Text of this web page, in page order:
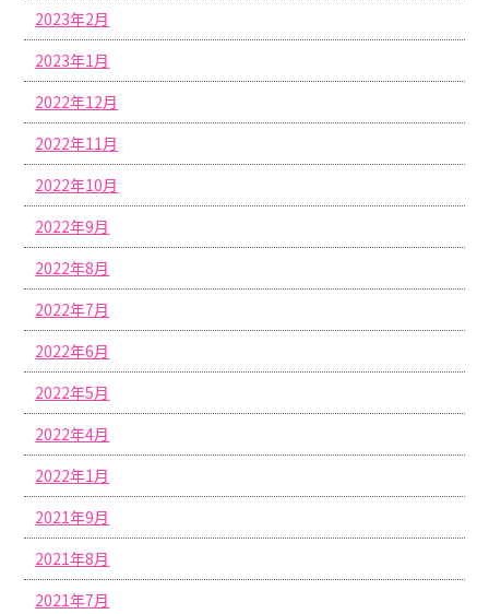
2023年2月
2023年1月
2022年12月
2022年11月
2022年10月
2022年9月
2022年8月
2022年7月
2022年6月
2022年5月
2022年4月
2022年1月
2021年9月
2021年8月
2021年7月